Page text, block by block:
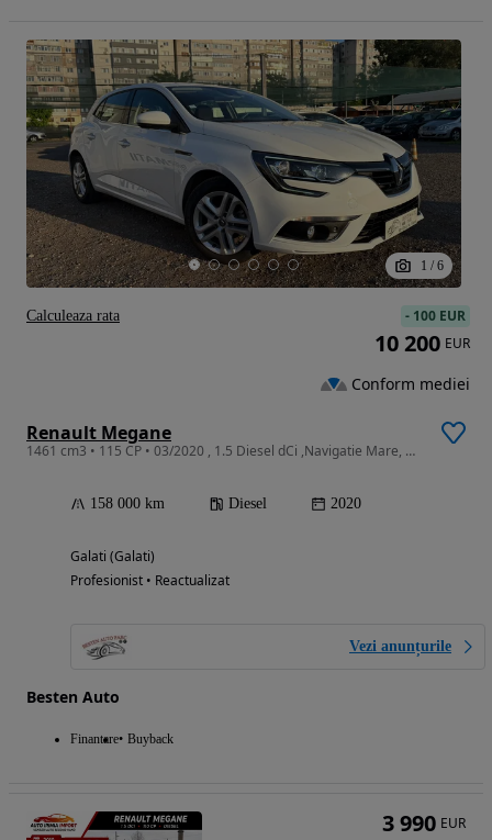
1 / 6
Renault Megane
1461 cm3 • 115 CP • 03/2020 , 1.5 Diesel dCi ,Navigatie Mare, Dublu Climatronic, DLR Led
158 000 km Diesel 2020
Galati (Galati)
Profesionist • Reactualizat
Vezi anunțurile
Besten Auto
Finantare Buyback
- 100 EUR
10 200 EUR
Conform mediei
Calculeaza rata
3 990 EUR